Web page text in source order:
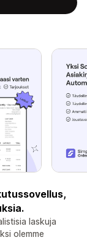
laskuja
olemme